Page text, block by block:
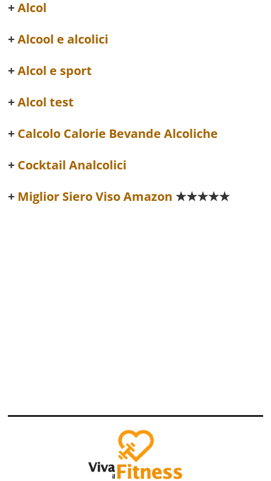
Alcol
Alcool e alcolici
Alcol e sport
Alcol test
Calcolo Calorie Bevande Alcoliche
Cocktail Analcolici
Miglior Siero Viso Amazon ★★★★★